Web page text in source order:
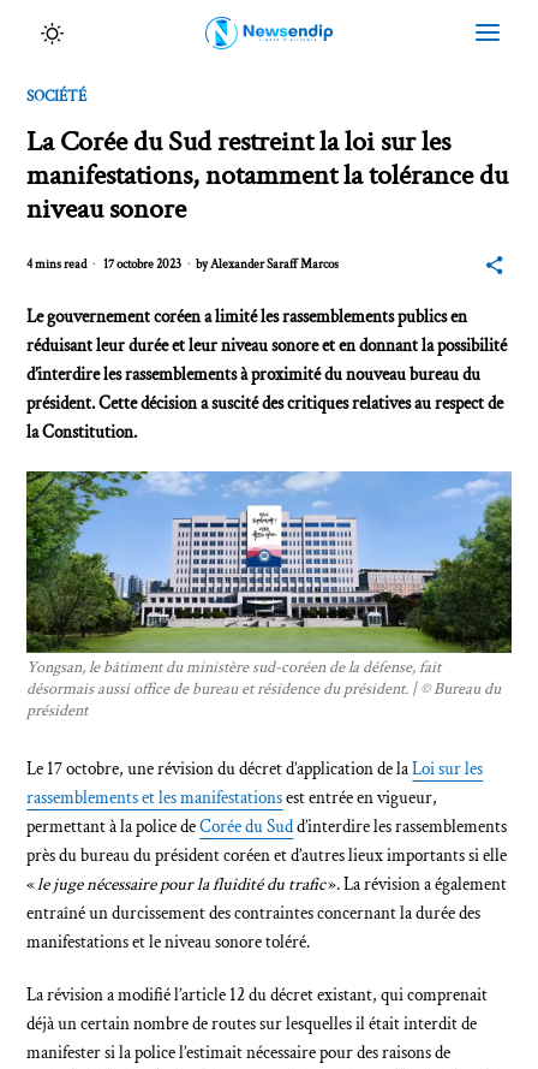
SOCIÉTÉ
La Corée du Sud restreint la loi sur les
manifestations, notamment la tolérance du
niveau sonore
4 mins read 17 octobre 2023 byAlexander Saraff Marcos
Le gouvernement coréen a limité les rassemblements publics en
réduisant leur durée et leur niveau sonore et en donnant la possibilité
d’interdire les rassemblements à proximité du nouveau bureau du
président. Cette décision a suscité des critiques relatives au respect de
la Constitution.
Yongsan, le bâtiment du ministère sud-coréen de la défense, fait
désormais aussi office de bureau et résidence du président. | © Bureau du
président
Le 17 octobre, une révision du décret d’application de laLoi sur les
rassemblements et les manifestationsest entrée en vigueur,
permettant à la police deCorée du Sudd’interdire les rassemblements
près du bureau du président coréen et d’autres lieux importants si elle
«le juge nécessaire pour la fluidité du trafic». La révision a également
entraîné un durcissement des contraintes concernant la durée des
manifestations et le niveau sonore toléré.
La révision a modifié l’article 12 du décret existant, qui comprenait
déjà un certain nombre de routes sur lesquelles il était interdit de
manifester si la police l’estimait nécessaire pour des raisons de